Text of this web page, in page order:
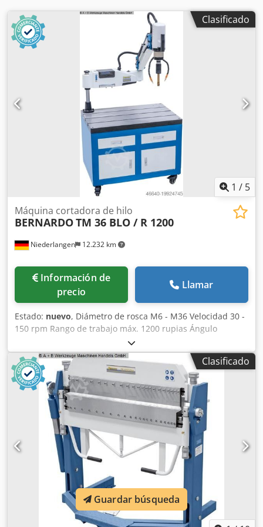
angulares de precisión - Contrapunto desplazable con
escala fina para torneado cónico - Lubricación centralizada
para el carro longitudinal Equipamiento: - Indicador digital
de 3 ejes ES-12 V con pantalla LCD - Plato de 3 garras PS3-
315 mm / D8 - Plato de sujeción 450 mm - Luneta fija - paso
máximo ø 180 mm - Luneta móvil - paso máximo ø 120 mm
- 2 puntas de centrado - Primer llenado con Shell Tellus 46
- Motor con freno magnético según CE - Pedal con función
de freno según CE - Sistema de refrigeración -
Portaherramientas de cambio rápido con 4 insertos -
Dispositivo de protección en el portaherramientas de
cambio rápido - Acoplamiento de fricción - Lámpara LED
para máquina - Juego de engranajes de cambio - Manguito
reductor - Protección trasera contra virutas - Herramientas
Clasificado
1 / 5
Niederlangen 12.232 km
Máquina cortadora de hilo
BERNARDOTM 36 BLO / R 1200
Información de
precio
Llamar
Estado: nuevo, Diámetro de rosca M6 - M36 Velocidad 30 -
150 rpm Rango de trabajo máx. 1200 rupias Ángulo
ajustable de - a 0 - 90 grados Voltaje 230 V Potencia del
motor 1200 W Peso 65,0 kg - Incluye mandril de cambio
rápido - para uso con grifos - para agujeros pasantes y
ciegos - Unidad de motor giratoria para corte de roscas
Crodpfoxab Elox Aqqjf - en cualquier ángulo deseado entre
0° y 90° - Mayor precisión en comparación con el corte de
roscas manual - Se garantiza que la rosca sea en ángulo
recto (90°) - Alta productividad - importante ahorro de
tiempo en comparación con el roscado manual - Mandril
de cambio rápido con embrague deslizante integrado -
Incluye brazo giratorio con gran radio. - para un fácil
posicionamiento del macho en la pieza de trabajo - Alta
eficiencia económica debido a los bajos costes de inversión
y mantenimiento - Para corte de roscas en acero, acero
inoxidable, aluminio y metales no ferrosos. Volumen de
Clasificado
Guardar búsqueda